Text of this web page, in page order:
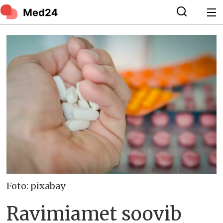
Foto: pixabay
Ravimiamet soovib